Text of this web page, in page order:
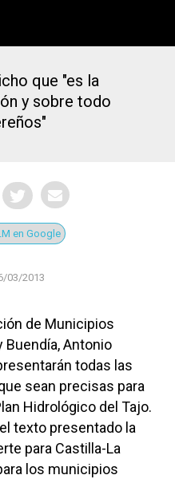
que "es la
y sobre todo
en Google
03/2013
de Municipios
Buendía, Antonio
todas las
sean precisas para
Hidrológico del Tajo.
texto presentado la
para Castilla-La
los municipios